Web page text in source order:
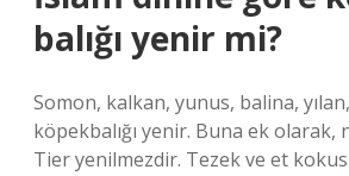
balığı yenir mi?
Somon, kalkan, yunus, balina,
köpekbalığı yenir. Buna ek olarak,
Tier yenilmezdir. Tezek ve et